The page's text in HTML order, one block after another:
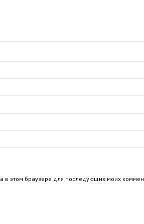
в этом браузере для последующих моих